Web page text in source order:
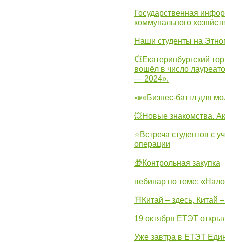
Государственная
коммунального
Наши студенты на
💥Екатеринбургский
вошёл в число
— 2024».
📣«Бизнес-баттл для
💥Новые знакомства.
⭐Встреча студентов с
операции
🎁Контрольная закупка
вебинар по теме:
⛩Китай – здесь, Китай
19 октября ЕТЭТ
Уже завтра в ЕТЭТ